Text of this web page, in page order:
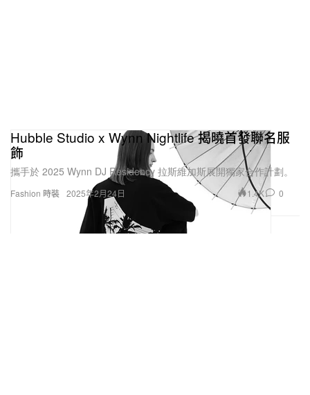
Fashion 時裝
Hubble Studio x Wynn Nightlife 揭曉首發聯名服
飾
攜手於 2025 Wynn DJ Residency 拉斯維加斯展開獨家合作計劃。
2025年2月24日 1.4K 0